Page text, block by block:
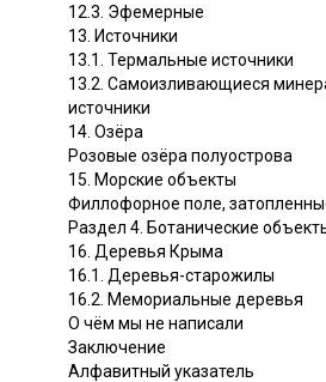
12.3. Эфемерные
13. Источники
13.1. Термальные источники
13.2. Самоизливающиеся
источники
14. Озёра
Розовые озёра полуострова
15. Морские объекты
Филлофорное поле,
Раздел 4. Ботанические
16. Деревья Крыма
16.1. Деревья-старожилы
16.2. Мемориальные деревья
О чём мы не написали
Заключение
Алфавитный указатель